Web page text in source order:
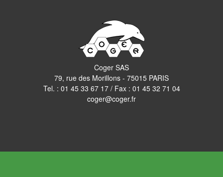
Coger SAS
79, rue des Morillons - 75015 PARIS
Tel. : 01 45 33 67 17/ Fax : 01 45 32 71 04
coger@coger.fr